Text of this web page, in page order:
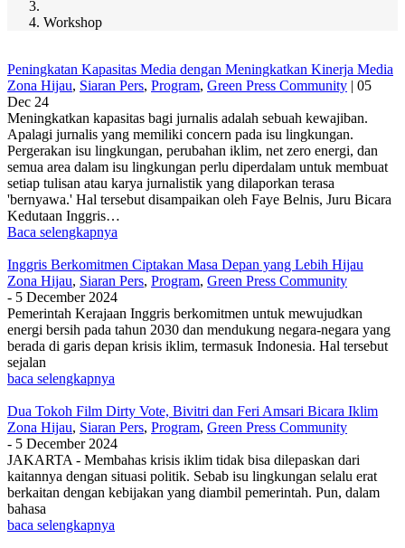
Workshop
Peningkatan Kapasitas Media dengan Meningkatkan Kinerja Media
Zona Hijau, Siaran Pers, Program, Green Press Community | 05
Dec 24
Meningkatkan kapasitas bagi jurnalis adalah sebuah kewajiban.
Apalagi jurnalis yang memiliki concern pada isu lingkungan.
Pergerakan isu lingkungan, perubahan iklim, net zero energi, dan
semua area dalam isu lingkungan perlu diperdalam untuk membuat
setiap tulisan atau karya jurnalistik yang dilaporkan terasa
'bernyawa.' Hal tersebut disampaikan oleh Faye Belnis, Juru Bicara
Kedutaan Inggris…
Baca selengkapnya
Inggris Berkomitmen Ciptakan Masa Depan yang Lebih Hijau
Zona Hijau, Siaran Pers, Program, Green Press Community
- 5 December 2024
Pemerintah Kerajaan Inggris berkomitmen untuk mewujudkan
energi bersih pada tahun 2030 dan mendukung negara-negara yang
berada di garis depan krisis iklim, termasuk Indonesia. Hal tersebut
sejalan
baca selengkapnya
Dua Tokoh Film Dirty Vote, Bivitri dan Feri Amsari Bicara Iklim
Zona Hijau, Siaran Pers, Program, Green Press Community
- 5 December 2024
JAKARTA - Membahas krisis iklim tidak bisa dilepaskan dari
kaitannya dengan situasi politik. Sebab isu lingkungan selalu erat
berkaitan dengan kebijakan yang diambil pemerintah. Pun, dalam
bahasa
baca selengkapnya